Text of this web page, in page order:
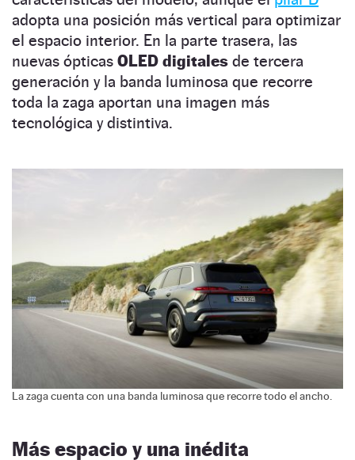
adopta una posición más vertical para optimizar
el espacio interior. En la parte trasera, las
nuevas ópticas OLED digitales de tercera
generación y la banda luminosa que recorre
toda la zaga aportan una imagen más
tecnológica y distintiva.
La zaga cuenta con una banda luminosa que recorre todo el ancho.
Más espacio y una inédita